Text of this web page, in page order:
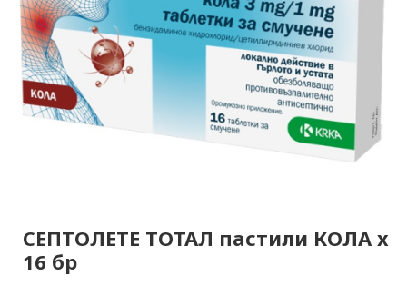
СЕПТОЛЕТЕ ТОТАЛ пастили КОЛА х
16 бр